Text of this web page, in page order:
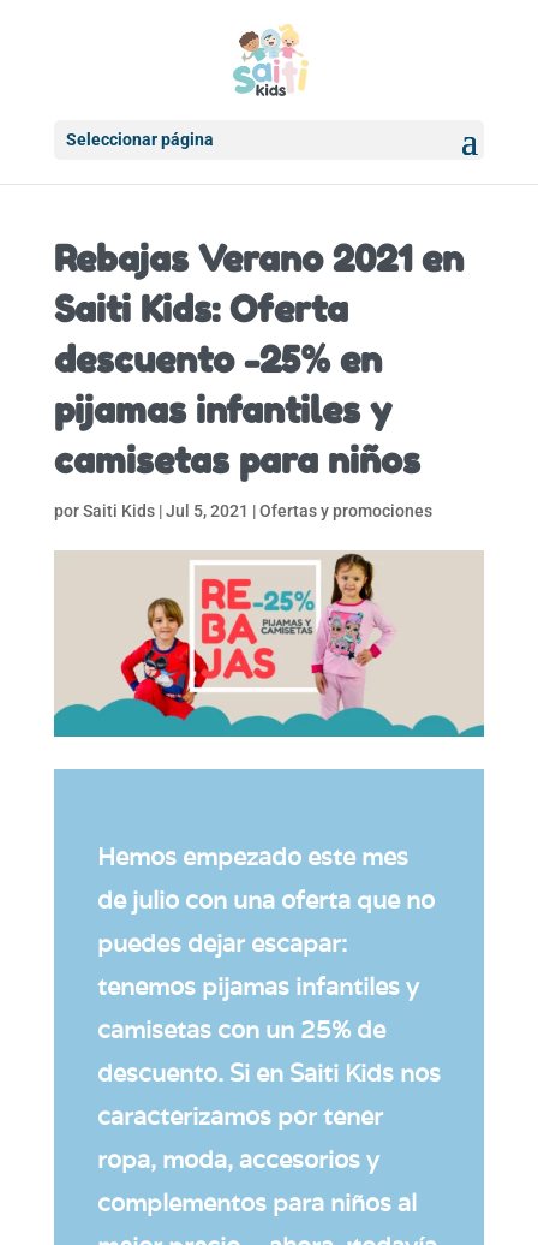
Seleccionar página
Rebajas Verano 2021 en
Saiti Kids: Oferta
descuento -25% en
pijamas infantiles y
camisetas para niños
porSaiti Kids|Jul 5, 2021 |Ofertas y promociones
Hemos empezado este mes
de julio con una oferta que no
puedes dejar escapar:
tenemos pijamas infantiles y
camisetas con un 25% de
descuento. Si en Saiti Kids nos
caracterizamos por tener
ropa, moda, accesorios y
complementos para niños al